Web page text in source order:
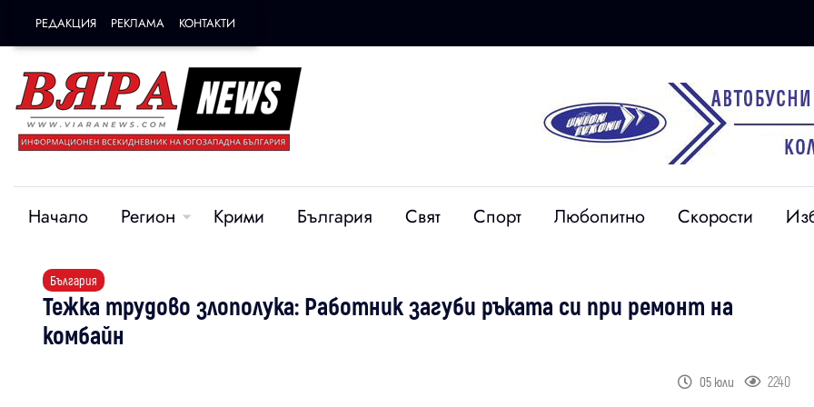
РЕДАКЦИЯ РЕКЛАМА КОНТАКТИ
Начало Регион Крими България Свят Спорт Любопитно Скорости
България
Тежка трудово злополука: Работник загуби ръката си при ремонт на
комбайн
05 юли 2240